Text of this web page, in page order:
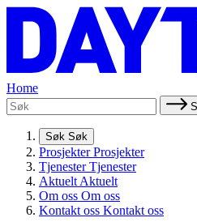
Home
Søk Søk
Prosjekter Prosjekter
Tjenester Tjenester
Aktuelt Aktuelt
Om oss Om oss
Kontakt oss Kontakt oss